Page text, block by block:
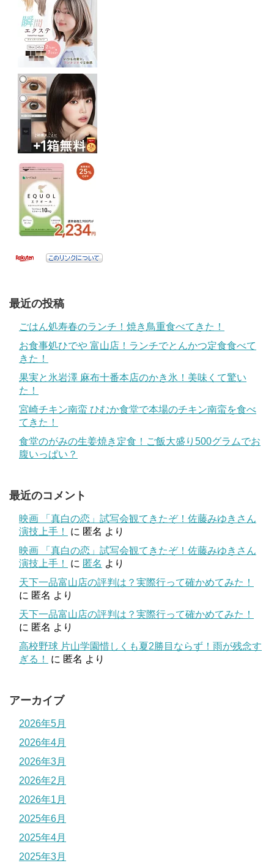
最近の投稿
ごはん処寿春のランチ！焼き鳥重食べてきた！
お食事処ひでや 富山店！ランチでとんかつ定食食べて
きた！
果実と氷岩澤 麻布十番本店のかき氷！美味くて驚い
た！
宮崎チキン南蛮 ひむか食堂で本場のチキン南蛮を食べ
てきた！
食堂のがみの生姜焼き定食！ご飯大盛り500グラムでお
腹いっぱい？
最近のコメント
映画 「真白の恋」試写会観てきたぞ！佐藤みゆきさん
演技上手！
に 匿名 より
映画 「真白の恋」試写会観てきたぞ！佐藤みゆきさん
演技上手！
に 匿名 より
天下一品富山店の評判は？実際行って確かめてみた！
に 匿名 より
天下一品富山店の評判は？実際行って確かめてみた！
に 匿名 より
高校野球 片山学園惜しくも夏2勝目ならず！雨が残念す
ぎる！
に 匿名 より
アーカイブ
2026年5月
2026年4月
2026年3月
2026年2月
2026年1月
2025年6月
2025年4月
2025年3月